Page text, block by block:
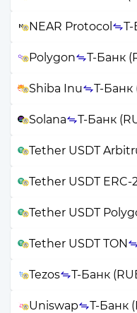
NEAR Protocol Т-
Polygon Т-Банк
Shiba Inu Т-Банк
Solana Т-Банк
Tether USDT
Tether USDT ERC-
Tether USDT
Tether USDT TON
Tezos Т-Банк
Uniswap Т-Банк